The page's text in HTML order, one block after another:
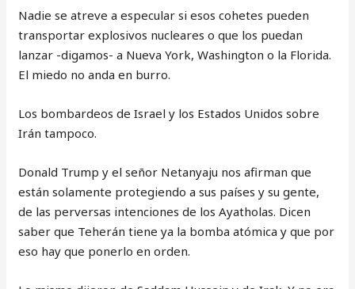
Nadie se atreve a especular si esos cohetes pueden
transportar explosivos nucleares o que los puedan
lanzar -digamos- a Nueva York, Washington o la Florida.
El miedo no anda en burro.
Los bombardeos de Israel y los Estados Unidos sobre
Irán tampoco.
Donald Trump y el señor Netanyaju nos afirman que
están solamente protegiendo a sus países y su gente,
de las perversas intenciones de los Ayatholas. Dicen
saber que Teherán tiene ya la bomba atómica y que por
eso hay que ponerlo en orden.